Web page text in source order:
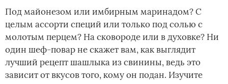
Под майонезом или имбирным маринадом? С
целым ассорти специй или только под солью с
молотым перцем? На сковороде или в духовке? Ни
один шеф-повар не скажет вам, как выглядит
лучший рецепт шашлыка из свинины, ведь это
зависит от вкусов того, кому он подан. Изучите